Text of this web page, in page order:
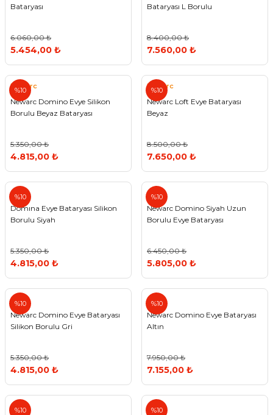
Bataryası
6.060,00 ₺
5.454,00 ₺
Bataryası L Borulu
8.400,00 ₺
7.560,00 ₺
%10
Newarc
Newarc Domino Evye Silikon
Borulu Beyaz Bataryası
5.350,00 ₺
4.815,00 ₺
%10
Newarc
Newarc Loft Evye Bataryası
Beyaz
8.500,00 ₺
7.650,00 ₺
%10
Domına Evye Bataryası Silikon
Borulu Siyah
5.350,00 ₺
4.815,00 ₺
%10
Newarc Domino Siyah Uzun
Borulu Evye Bataryası
6.450,00 ₺
5.805,00 ₺
%10
Newarc Domino Evye Bataryası
Silikon Borulu Gri
5.350,00 ₺
4.815,00 ₺
%10
Newarc Domino Evye Bataryası
Altın
7.950,00 ₺
7.155,00 ₺
%10 %10